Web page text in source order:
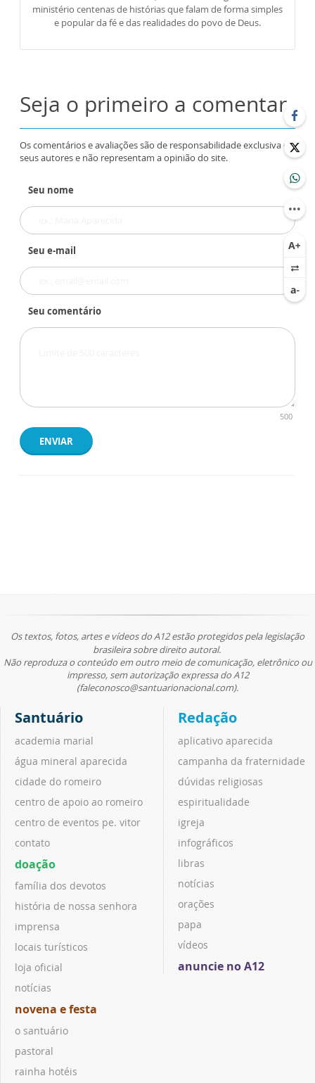
ministério centenas de histórias que falam de forma simples
e popular da fé e das realidades do povo de Deus.
Seja o primeiro a comentar
Os comentários e avaliações são de responsabilidade exclusiva de
seus autores e não representam a opinião do site.
Seu nome
Seu e-mail
Seu comentário
500
ENVIAR
Os textos, fotos, artes e vídeos do A12 estão protegidos pela legislação
brasileira sobre direito autoral.
Não reproduza o conteúdo em outro meio de comunicação, eletrônico ou
impresso, sem autorização expressa do A12
(faleconosco@santuarionacional.com).
Santuário
academia marial
água mineral aparecida
cidade do romeiro
centro de apoio ao romeiro
centro de eventos pe. vitor
contato
doação
família dos devotos
história de nossa senhora
imprensa
locais turísticos
loja oficial
notícias
novena e festa
o santuário
pastoral
rainha hotéis
Redação
aplicativo aparecida
campanha da fraternidade
dúvidas religiosas
espiritualidade
igreja
infográficos
libras
notícias
orações
papa
vídeos
anuncie no A12